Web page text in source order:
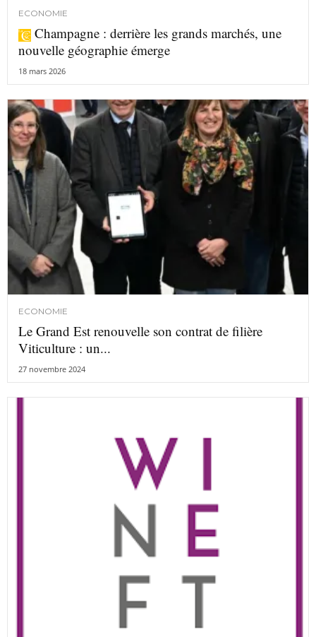
ECONOMIE
Champagne : derrière les grands marchés, une
nouvelle géographie émerge
18 mars 2026
ECONOMIE
Le Grand Est renouvelle son contrat de filière
Viticulture : un...
27 novembre 2024